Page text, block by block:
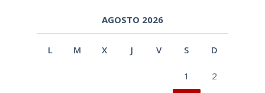
AGOSTO 2026
L M X J V S D
1 2